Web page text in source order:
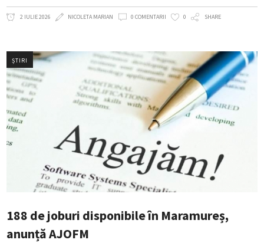
2 IULIE 2026 NICOLETA MARIAN 0 COMENTARII 0 SHARE
ȘTIRI
188 de joburi disponibile în Maramureș,
anunță AJOFM